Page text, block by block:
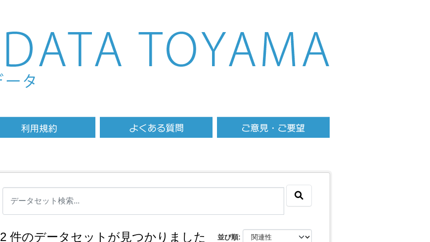
並び順
2 件のデータセットが見つかりました